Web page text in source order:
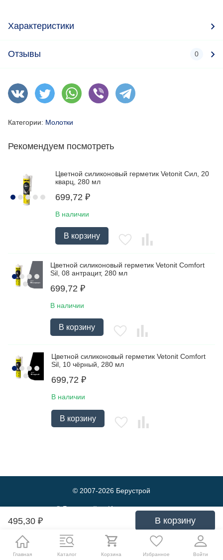
495,30 ₽ В корзину
Характеристики
Отзывы 0
Категории: Молотки
Рекомендуем посмотреть
Цветной силиконовый герметик Vetonit Сил, 20
кварц, 280 мл
699,72 ₽
В наличии
В корзину
Цветной силиконовый герметик Vetonit Comfort
Sil, 08 антрацит, 280 мл
699,72 ₽
В наличии
В корзину
Цветной силиконовый герметик Vetonit Comfort
Sil, 10 чёрный, 280 мл
699,72 ₽
В наличии
В корзину
© 2007-2026 Берустрой
© Берустрой — Интернет-магазин
оптовой и розничной продажи
строительных материалов. Выгодные
Главная Каталог Корзина Избранное Войти